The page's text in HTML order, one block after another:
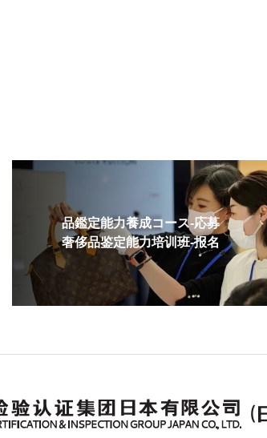
品鑑定能力養成コース-応募
奢侈品鉴定能力培训班-报名